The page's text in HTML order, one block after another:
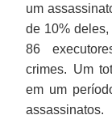
um
de 10%
86
crimes. Um
em um
assassinatos.